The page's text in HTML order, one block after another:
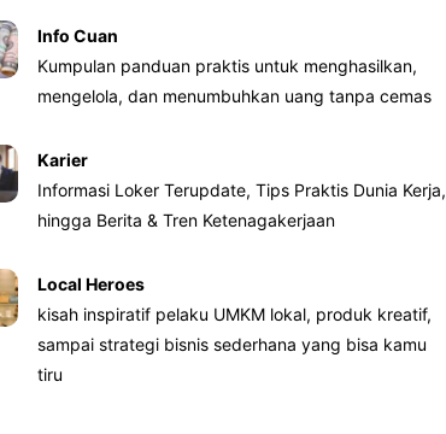
Info Cuan
Kumpulan panduan praktis untuk menghasilkan,
mengelola, dan menumbuhkan uang tanpa cemas
Karier
Informasi Loker Terupdate, Tips Praktis Dunia Kerja,
hingga Berita & Tren Ketenagakerjaan
Local Heroes
kisah inspiratif pelaku UMKM lokal, produk kreatif,
sampai strategi bisnis sederhana yang bisa kamu
tiru